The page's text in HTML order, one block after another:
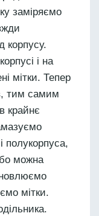
заміряємо
корпусу.
і на
мітки. Тепер
тим самим
крайнє
полукорпуса,
можна
мітки.